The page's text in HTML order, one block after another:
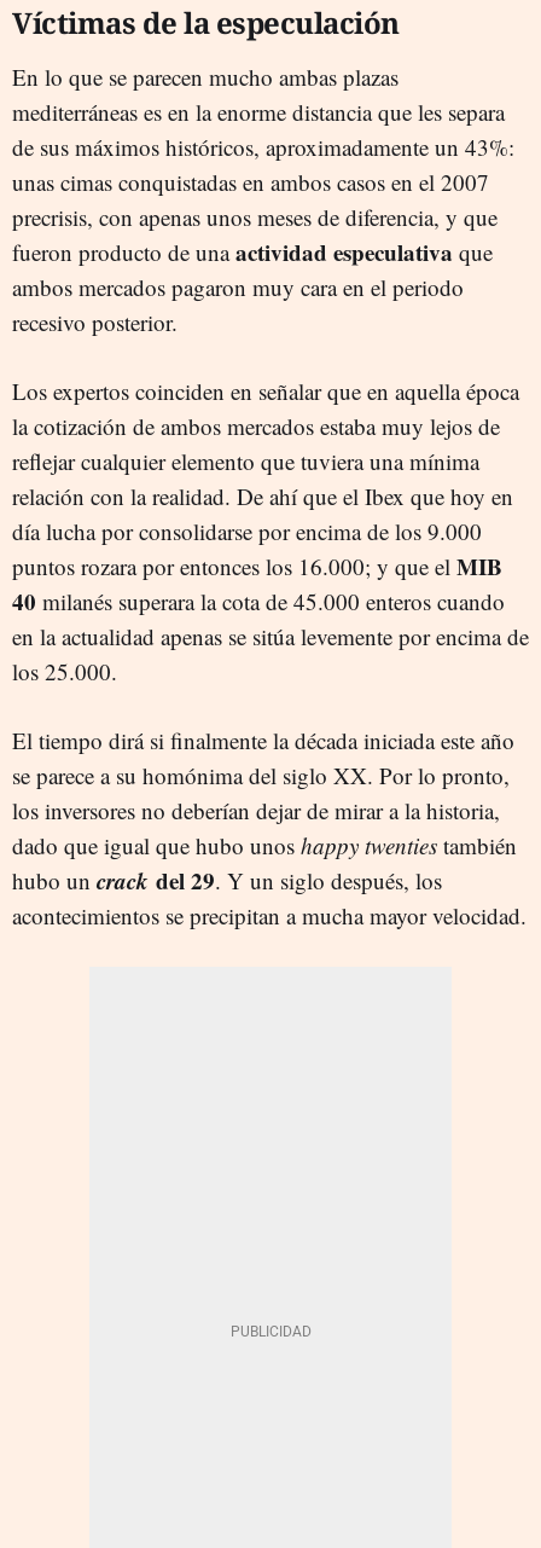
Víctimas de la especulación
En lo que se parecen mucho ambas plazas
mediterráneas es en la enorme distancia que les separa
de sus máximos históricos, aproximadamente un 43%:
unas cimas conquistadas en ambos casos en el 2007
precrisis, con apenas unos meses de diferencia, y que
fueron producto de unaactividad especulativa que
ambos mercados pagaron muy cara en el periodo
recesivo posterior.
Los expertos coinciden en señalar que en aquella época
la cotización de ambos mercados estaba muy lejos de
reflejar cualquier elemento que tuviera una mínima
relación con la realidad. De ahí que el Ibex que hoy en
día lucha por consolidarse por encima de los 9.000
puntos rozara por entonces los 16.000; y que el MIB
40 milanés superara la cota de 45.000 enteros cuando
en la actualidad apenas se sitúa levemente por encima de
los 25.000.
El tiempo dirá si finalmente la década iniciada este año
se parece a su homónima del siglo XX. Por lo pronto,
los inversores no deberían dejar de mirar a la historia,
dado que igual que hubo unos happy twenties también
hubo un crack del 29. Y un siglo después, los
acontecimientos se precipitan a mucha mayor velocidad.